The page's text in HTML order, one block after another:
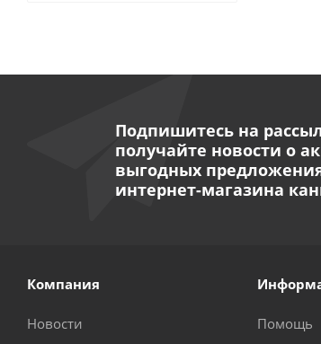
Подпишитесь на
получайте новости о
выгодных
интернет-магазина
Компания
Новости
Помощь